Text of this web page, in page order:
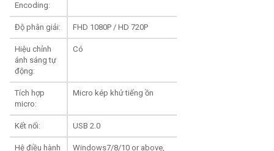
Encoding:
Độ phân giải: FHD 1080P / HD 720P
Hiệu chỉnh
ánh sáng tự
động:
Có
Tích hợp
micro:
Micro kép khử tiếng ồn
Kết nối: USB 2.0
Hệ điều hành
Windows7/8/10 or above,